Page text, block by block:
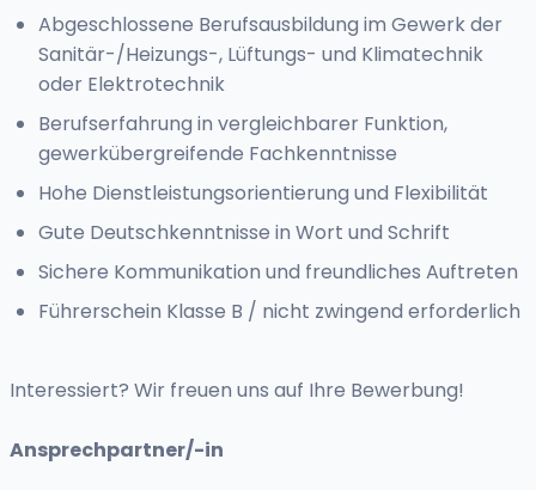
Abgeschlossene Berufsausbildung im Gewerk der
Sanitär-/Heizungs-, Lüftungs- und Klimatechnik
oder Elektrotechnik
Berufserfahrung in vergleichbarer Funktion,
gewerkübergreifende Fachkenntnisse
Hohe Dienstleistungsorientierung und Flexibilität
Gute Deutschkenntnisse in Wort und Schrift
Sichere Kommunikation und freundliches Auftreten
Führerschein Klasse B / nicht zwingend erforderlich
Interessiert? Wir freuen uns auf Ihre Bewerbung!
Ansprechpartner/-in